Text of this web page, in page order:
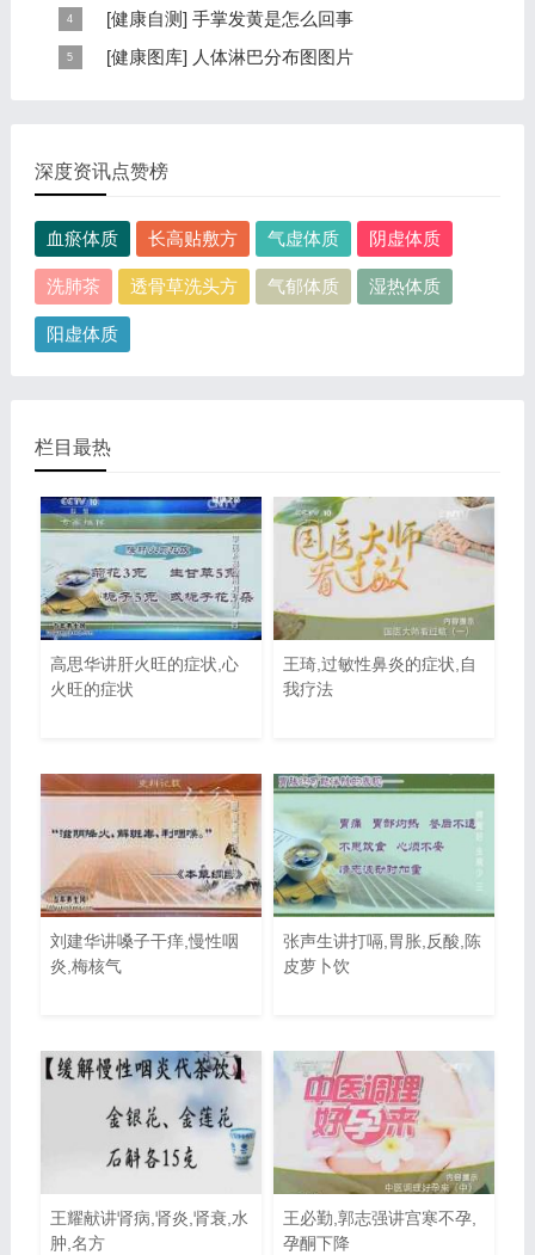
6大章，66个小节的详细内容。涉及到全身的各个反射
区，以及自然疗法、反射区疗法、食疗等。另外...
耳穴在耳郭的分布有一定规律，耳穴在耳郭的分布犹如一
个倒置在子宫内的胎儿，头部朝下，臀部朝上。其分布的
规律是，与面颊相应的穴位在耳垂；与上肢相...
[健康自测] 手掌发黄是怎么回事
手掌发黄，一般是血管内血液不充盈或是皮肤营养不良的
[健康图库] 人体淋巴分布图图片
深度资讯点赞榜
血瘀体质 长高贴敷方 气虚体质 阴虚体质
洗肺茶 透骨草洗头方 气郁体质 湿热体质
阳虚体质
栏目最热
高思华讲肝火旺的症状,心
火旺的症状
王琦,过敏性鼻炎的症状,自
我疗法
刘建华讲嗓子干痒,慢性咽
炎,梅核气
张声生讲打嗝,胃胀,反酸,陈
皮萝卜饮
王耀献讲肾病,肾炎,肾衰,水
肿,名方
王必勤,郭志强讲宫寒不孕,
孕酮下降